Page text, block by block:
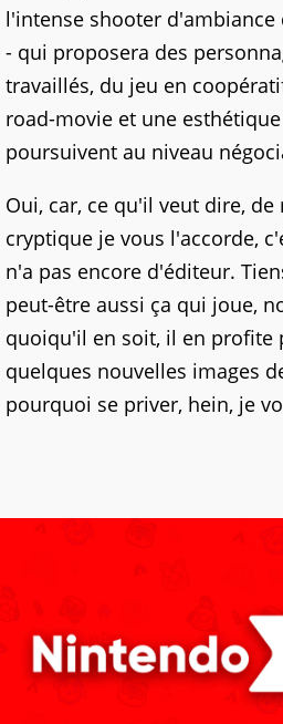
l'intense shooter d'ambiance
- qui proposera des
travaillés, du jeu en
road-movie et une
poursuivent au niveau
Oui, car, ce qu'il veut dire,
cryptique je vous l'accorde,
n'a pas encore d'éditeur.
peut-être aussi ça qui joue,
quoiqu'il en soit, il en profite
quelques nouvelles images
pourquoi se priver, hein, je